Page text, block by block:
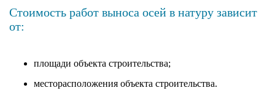
Стоимость работ выноса осей в натуру зависит
от:
площади объекта строительства;
месторасположения объекта строительства.